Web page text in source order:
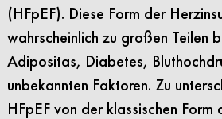
(HFpEF). Diese Form der
wahrscheinlich zu großen Teilen
Adipositas, Diabetes,
unbekannten Faktoren. Zu
HFpEF von der klassischen